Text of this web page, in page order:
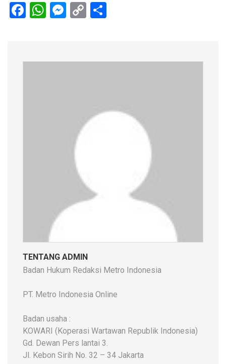
Facebook
WhatsApp
Messenger
Copy
TENTANG ADMIN
Badan Hukum Redaksi Metro Indonesia
PT. Metro Indonesia Online
Badan usaha :
KOWARI (Koperasi Wartawan Republik Indonesia)
Gd. Dewan Pers lantai 3.
Jl. Kebon Sirih No. 32 – 34 Jakarta